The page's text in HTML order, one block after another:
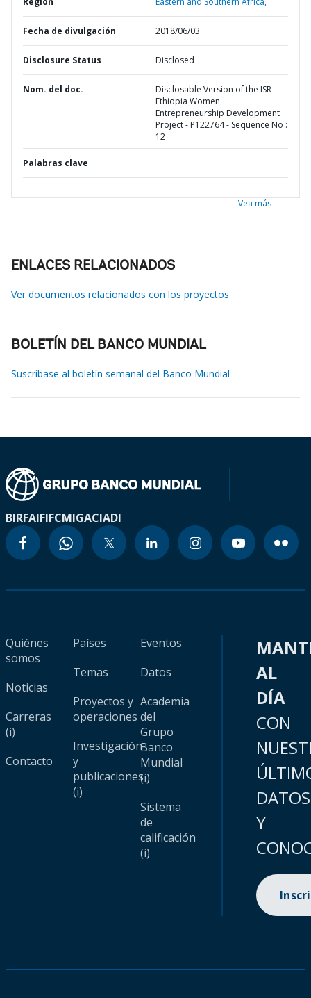
Fecha de divulgación 2018/06/03
Disclosure Status Disclosed
Nom. del doc.
Disclosable Version of the ISR -
Ethiopia Women
Entrepreneurship Development
Project - P122764 - Sequence No :
12
Palabras clave
Vea más
ENLACES RELACIONADOS
Ver documentos relacionados con los proyectos
BOLETÍN DEL BANCO MUNDIAL
Suscríbase al boletín semanal del Banco Mundial
BIRFAIFIFCMIGACIADI
Quiénes
somos
Noticias
Carreras
(i)
Contacto
Países
Temas
Proyectos y
operaciones
Investigación
y
publicaciones
(i)
Eventos
Datos
Academia
del
Grupo
Banco
Mundial
(i)
Sistema
de
calificación
(i)
AL
DÍA
CON
DATOS
Y